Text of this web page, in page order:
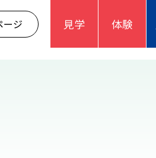
ージ 見学 体験